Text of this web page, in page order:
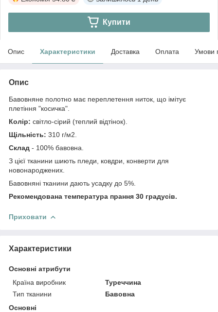
Купити
Опис Характеристики Доставка Оплата Умови
Опис
Бавовняне полотно має переплетення ниток, що імітує
плетіння "косичка".
Колір: світло-сірий (теплий відтінок).
Щільність: 310 г/м2.
Склад - 100% бавовна.
З цієї тканини шиють пледи, ковдри, конверти для
новонароджених.
Бавовняні тканини дають усадку до 5%.
Рекомендована температура прання 30 градусів.
Приховати
Характеристики
Основні атрибути
Країна виробник
Туреччина
Тип тканини
Бавовна
Основні